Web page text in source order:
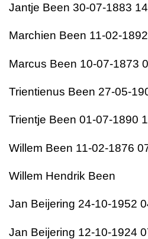
Jantje Been 30-07-1883
Marchien Been 11-02-
Marcus Been 10-07-1873
Trientienus Been 27-05-
Trientje Been 01-07-1890
Willem Been 11-02-1876
Willem Hendrik Been
Jan Beijering 24-10-1952
Jan Beijering 12-10-1924